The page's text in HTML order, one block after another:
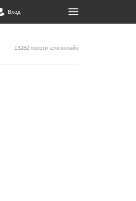
Вход
13282 посетителя онлайн